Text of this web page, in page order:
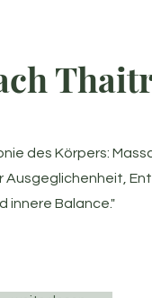
des Körpers:
Ausgeglichenheit,
innere Balance."